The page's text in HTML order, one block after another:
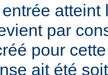
par
pour
ait été